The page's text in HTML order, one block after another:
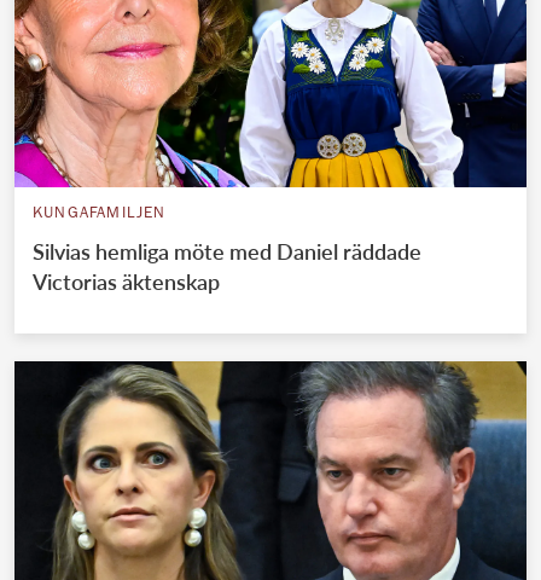
KUNGAFAMILJEN
Silvias hemliga möte med Daniel räddade
Victorias äktenskap